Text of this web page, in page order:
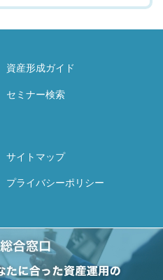
資産形成ガイド
セミナー検索
サイトマップ
プライバシーポリシー
FacebookTwitter